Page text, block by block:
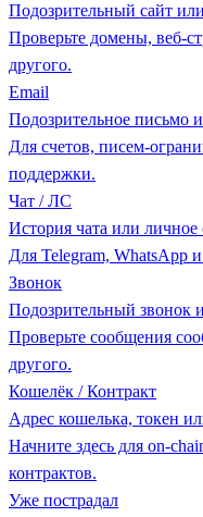
Подозрительный сайт
Проверьте домены, веб-
другого.
Email
Подозрительное письмо
Для счетов, писем-
поддержки.
Чат / ЛС
История чата или
Для Telegram, WhatsApp
Звонок
Подозрительный звонок
Проверьте сообщения
другого.
Кошелёк / Контракт
Адрес кошелька, токен
Начните здесь для on-
контрактов.
Уже пострадал